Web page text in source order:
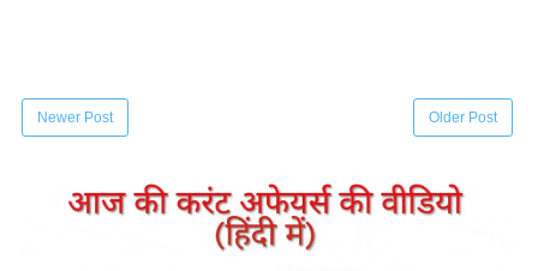
Newer Post Older Post